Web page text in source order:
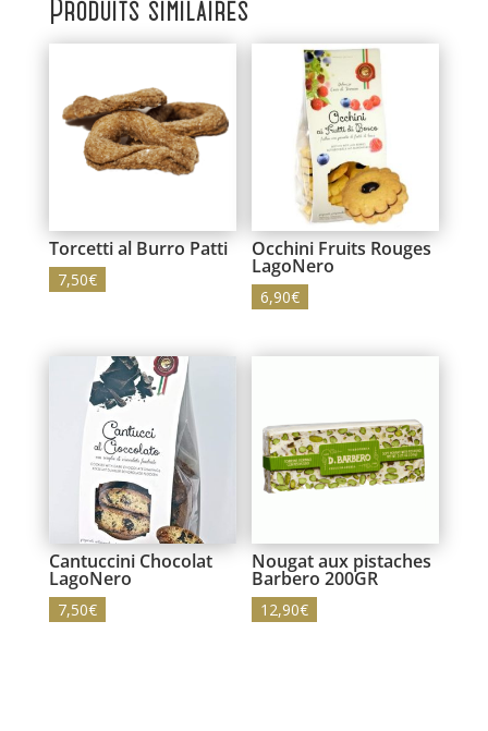
Produits similaires
Torcetti al Burro Patti
7,50€
Occhini Fruits Rouges
LagoNero
6,90€
Cantuccini Chocolat
LagoNero
7,50€
Nougat aux pistaches
Barbero 200GR
12,90€